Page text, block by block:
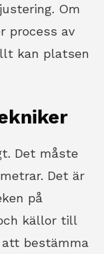
Om
process av
kan platsen
Det måste
Det är
på
källor till
bestämma